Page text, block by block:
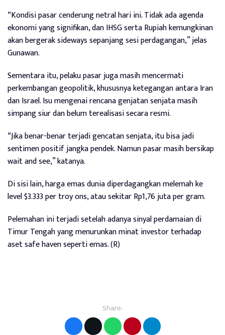
“Kondisi pasar cenderung netral hari ini. Tidak ada agenda
ekonomi yang signifikan, dan IHSG serta Rupiah kemungkinan
akan bergerak sideways sepanjang sesi perdagangan,” jelas
Gunawan.
Sementara itu, pelaku pasar juga masih mencermati
perkembangan geopolitik, khususnya ketegangan antara Iran
dan Israel. Isu mengenai rencana genjatan senjata masih
simpang siur dan belum terealisasi secara resmi.
“Jika benar-benar terjadi gencatan senjata, itu bisa jadi
sentimen positif jangka pendek. Namun pasar masih bersikap
wait and see,” katanya.
Di sisi lain, harga emas dunia diperdagangkan melemah ke
level $3.333 per troy ons, atau sekitar Rp1,76 juta per gram.
Pelemahan ini terjadi setelah adanya sinyal perdamaian di
Timur Tengah yang menurunkan minat investor terhadap
aset safe haven seperti emas. (R)
Share: